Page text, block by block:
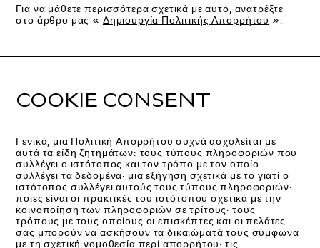
Για να μάθετε περισσότερα σχετικά με αυτό, ανατρέξτε
στο άρθρο μας « Δημιουργία Πολιτικής Απορρήτου ».
COOKIE CONSENT
Γενικά, μια Πολιτική Απορρήτου συχνά ασχολείται με
αυτά τα είδη ζητημάτων: τους τύπους πληροφοριών που
συλλέγει ο ιστότοπος και τον τρόπο με τον οποίο
συλλέγει τα δεδομένα· μια εξήγηση σχετικά με το γιατί ο
ιστότοπος συλλέγει αυτούς τους τύπους πληροφοριών·
ποιες είναι οι πρακτικές του ιστότοπου σχετικά με την
κοινοποίηση των πληροφοριών σε τρίτους· τους
τρόπους με τους οποίους οι επισκέπτες και οι πελάτες
σας μπορούν να ασκήσουν τα δικαιώματά τους σύμφωνα
με τη σχετική νομοθεσία περί απορρήτου· τις